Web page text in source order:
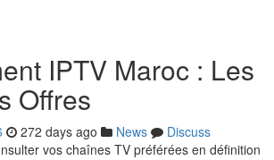
IPTV Maroc : Les
Offres
272 days ago News
Discuss
vos chaînes TV préférées en définition